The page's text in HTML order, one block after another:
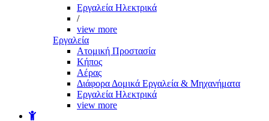
Εργαλεία Ηλεκτρικά
/
view more
Εργαλεία
Aτομική Προστασία
Kήπος
Αέρας
Διάφορα Δομικά Εργαλεία & Μηχανήματα
Εργαλεία Ηλεκτρικά
view more